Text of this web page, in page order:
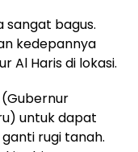
sangat bagus.
kedepannya
Al Haris di lokasi.
untuk dapat
rugi tanah.